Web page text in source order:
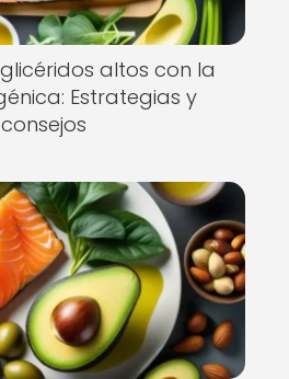
altos con la
Estrategias y
consejos